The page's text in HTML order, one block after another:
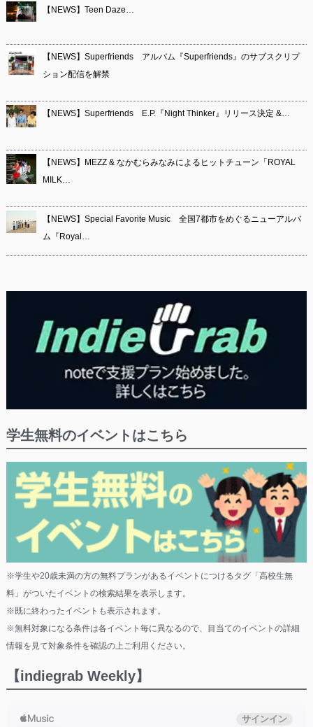
【NEWS】Teen Daze…
【NEWS】Superfriends アルバム『Superfriends』のサブスクリプ
ション配信を解禁
【NEWS】Superfriends E.P.『Night Thinker』リリース決定 &…
【NEWS】MEZZ & なかむらみなみによるヒットチューン「ROYAL
MILK…
【NEWS】Special Favorite Music 全国7都市をめぐるニューアルバ
ム『Royal…
学生無料のイベントはこちら
※学生や20歳未満の方の無料プランがあるイベントにつけるタグ「高校生無
料」がついたイベントの検索結果を表示します。
※既に終わったイベントも表示されます。
※無料対象になる条件は各イベント毎に異なるので、目当てのイベントの詳細
情報を見て対象条件を確認の上ご利用ください。
【indiegrab Weekly】